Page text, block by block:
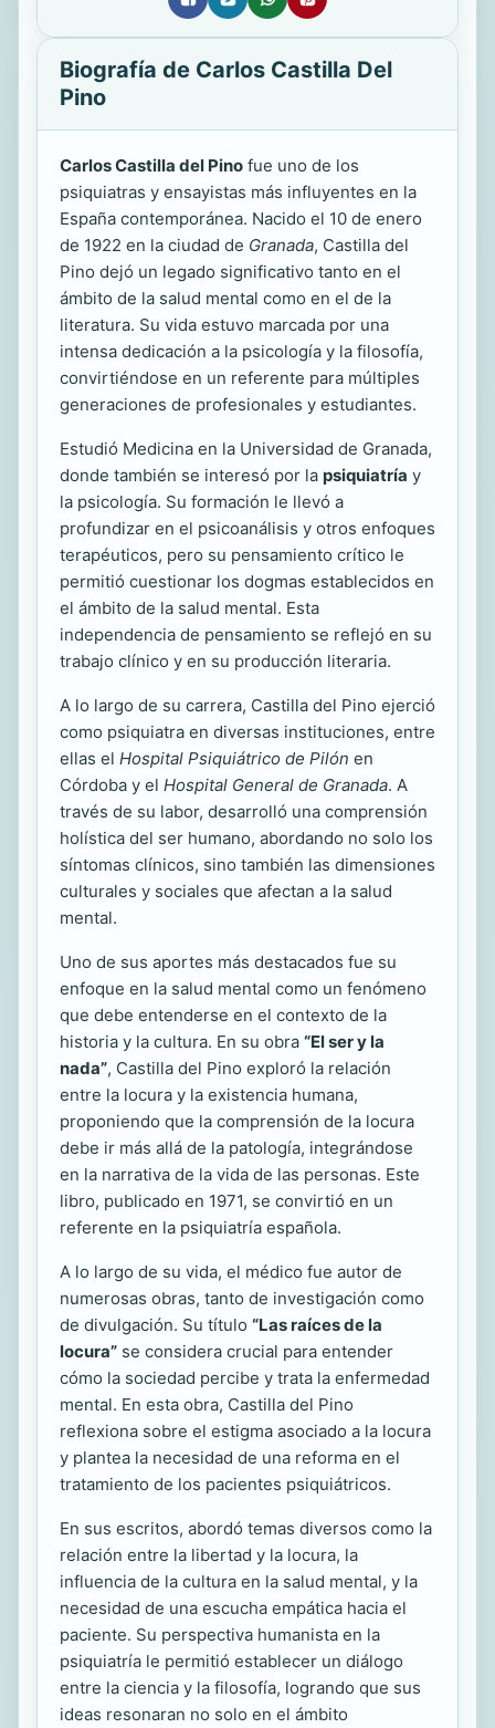
Biografía de Carlos Castilla Del
Pino
Carlos Castilla del Pino fue uno de los
psiquiatras y ensayistas más influyentes en la
España contemporánea. Nacido el 10 de enero
de 1922 en la ciudad de Granada, Castilla del
Pino dejó un legado significativo tanto en el
ámbito de la salud mental como en el de la
literatura. Su vida estuvo marcada por una
intensa dedicación a la psicología y la filosofía,
convirtiéndose en un referente para múltiples
generaciones de profesionales y estudiantes.
Estudió Medicina en la Universidad de Granada,
donde también se interesó por la psiquiatría y
la psicología. Su formación le llevó a
profundizar en el psicoanálisis y otros enfoques
terapéuticos, pero su pensamiento crítico le
permitió cuestionar los dogmas establecidos en
el ámbito de la salud mental. Esta
independencia de pensamiento se reflejó en su
trabajo clínico y en su producción literaria.
A lo largo de su carrera, Castilla del Pino ejerció
como psiquiatra en diversas instituciones, entre
ellas el Hospital Psiquiátrico de Pilón en
Córdoba y el Hospital General de Granada. A
través de su labor, desarrolló una comprensión
holística del ser humano, abordando no solo los
síntomas clínicos, sino también las dimensiones
culturales y sociales que afectan a la salud
mental.
Uno de sus aportes más destacados fue su
enfoque en la salud mental como un fenómeno
que debe entenderse en el contexto de la
historia y la cultura. En su obra “El ser y la
nada”, Castilla del Pino exploró la relación
entre la locura y la existencia humana,
proponiendo que la comprensión de la locura
debe ir más allá de la patología, integrándose
en la narrativa de la vida de las personas. Este
libro, publicado en 1971, se convirtió en un
referente en la psiquiatría española.
A lo largo de su vida, el médico fue autor de
numerosas obras, tanto de investigación como
de divulgación. Su título “Las raíces de la
locura” se considera crucial para entender
cómo la sociedad percibe y trata la enfermedad
mental. En esta obra, Castilla del Pino
reflexiona sobre el estigma asociado a la locura
y plantea la necesidad de una reforma en el
tratamiento de los pacientes psiquiátricos.
En sus escritos, abordó temas diversos como la
relación entre la libertad y la locura, la
influencia de la cultura en la salud mental, y la
necesidad de una escucha empática hacia el
paciente. Su perspectiva humanista en la
psiquiatría le permitió establecer un diálogo
entre la ciencia y la filosofía, logrando que sus
ideas resonaran no solo en el ámbito